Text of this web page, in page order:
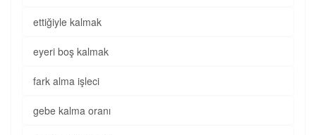
ettiğiyle kalmak
eyeri boş kalmak
fark alma işleci
gebe kalma oranı